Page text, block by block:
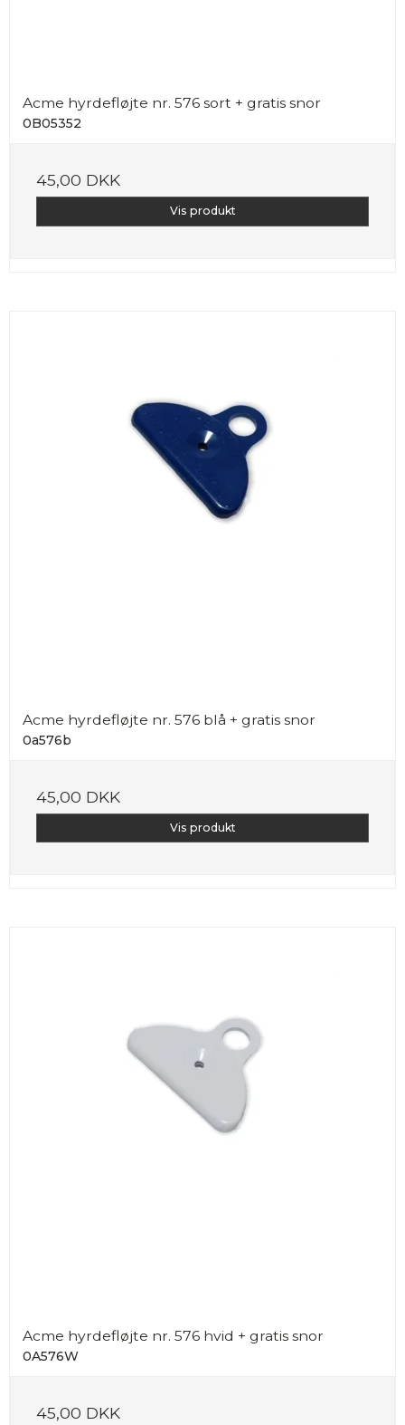
Acme hyrdefløjte nr. 576 sort + gratis snor
0B05352
45,00 DKK
Vis produkt
Acme hyrdefløjte nr. 576 blå + gratis snor
0a576b
45,00 DKK
Vis produkt
Acme hyrdefløjte nr. 576 hvid + gratis snor
0A576W
45,00 DKK